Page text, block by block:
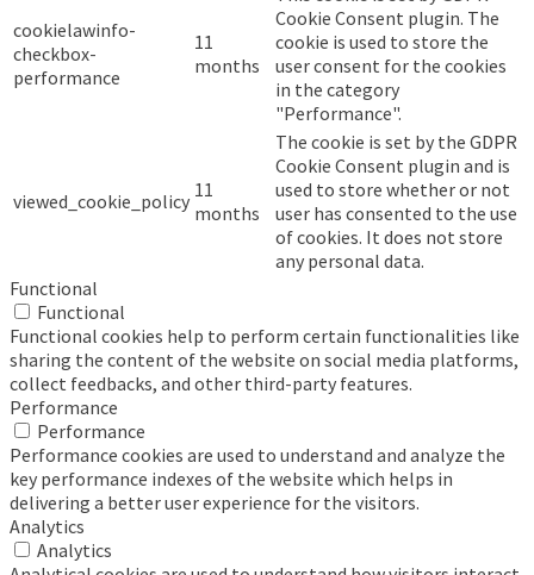
cookielawinfo-
checkbox-
performance
11
months
Cookie Consent plugin. The
cookie is used to store the
user consent for the cookies
in the category
"Performance".
viewed_cookie_policy 11
months
The cookie is set by the GDPR
Cookie Consent plugin and is
used to store whether or not
user has consented to the use
of cookies. It does not store
any personal data.
Functional
Functional
Functional cookies help to perform certain functionalities like
sharing the content of the website on social media platforms,
collect feedbacks, and other third-party features.
Performance
Performance
Performance cookies are used to understand and analyze the
key performance indexes of the website which helps in
delivering a better user experience for the visitors.
Analytics
Analytics